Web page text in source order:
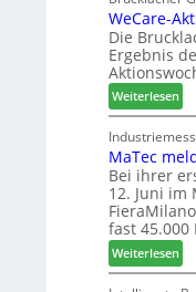
ä
f
t
s
f
ü
h
r
e
r
u
n
g
e
n
f
ü
r
P
l
a
n
t
a
m
e
l
l
o
-
F
r
ä
s
e
r
u
n
WeCare-
Die
Ergebnis
Weiterlesen:
W
e
C
a
r
e
-
A
k
MaTec
Bei ihrer
12. Juni im
fast 45.000
Weiterlesen:
M